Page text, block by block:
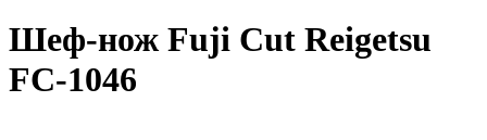
Шеф-нож Fuji Cut Reigetsu
FC-1046